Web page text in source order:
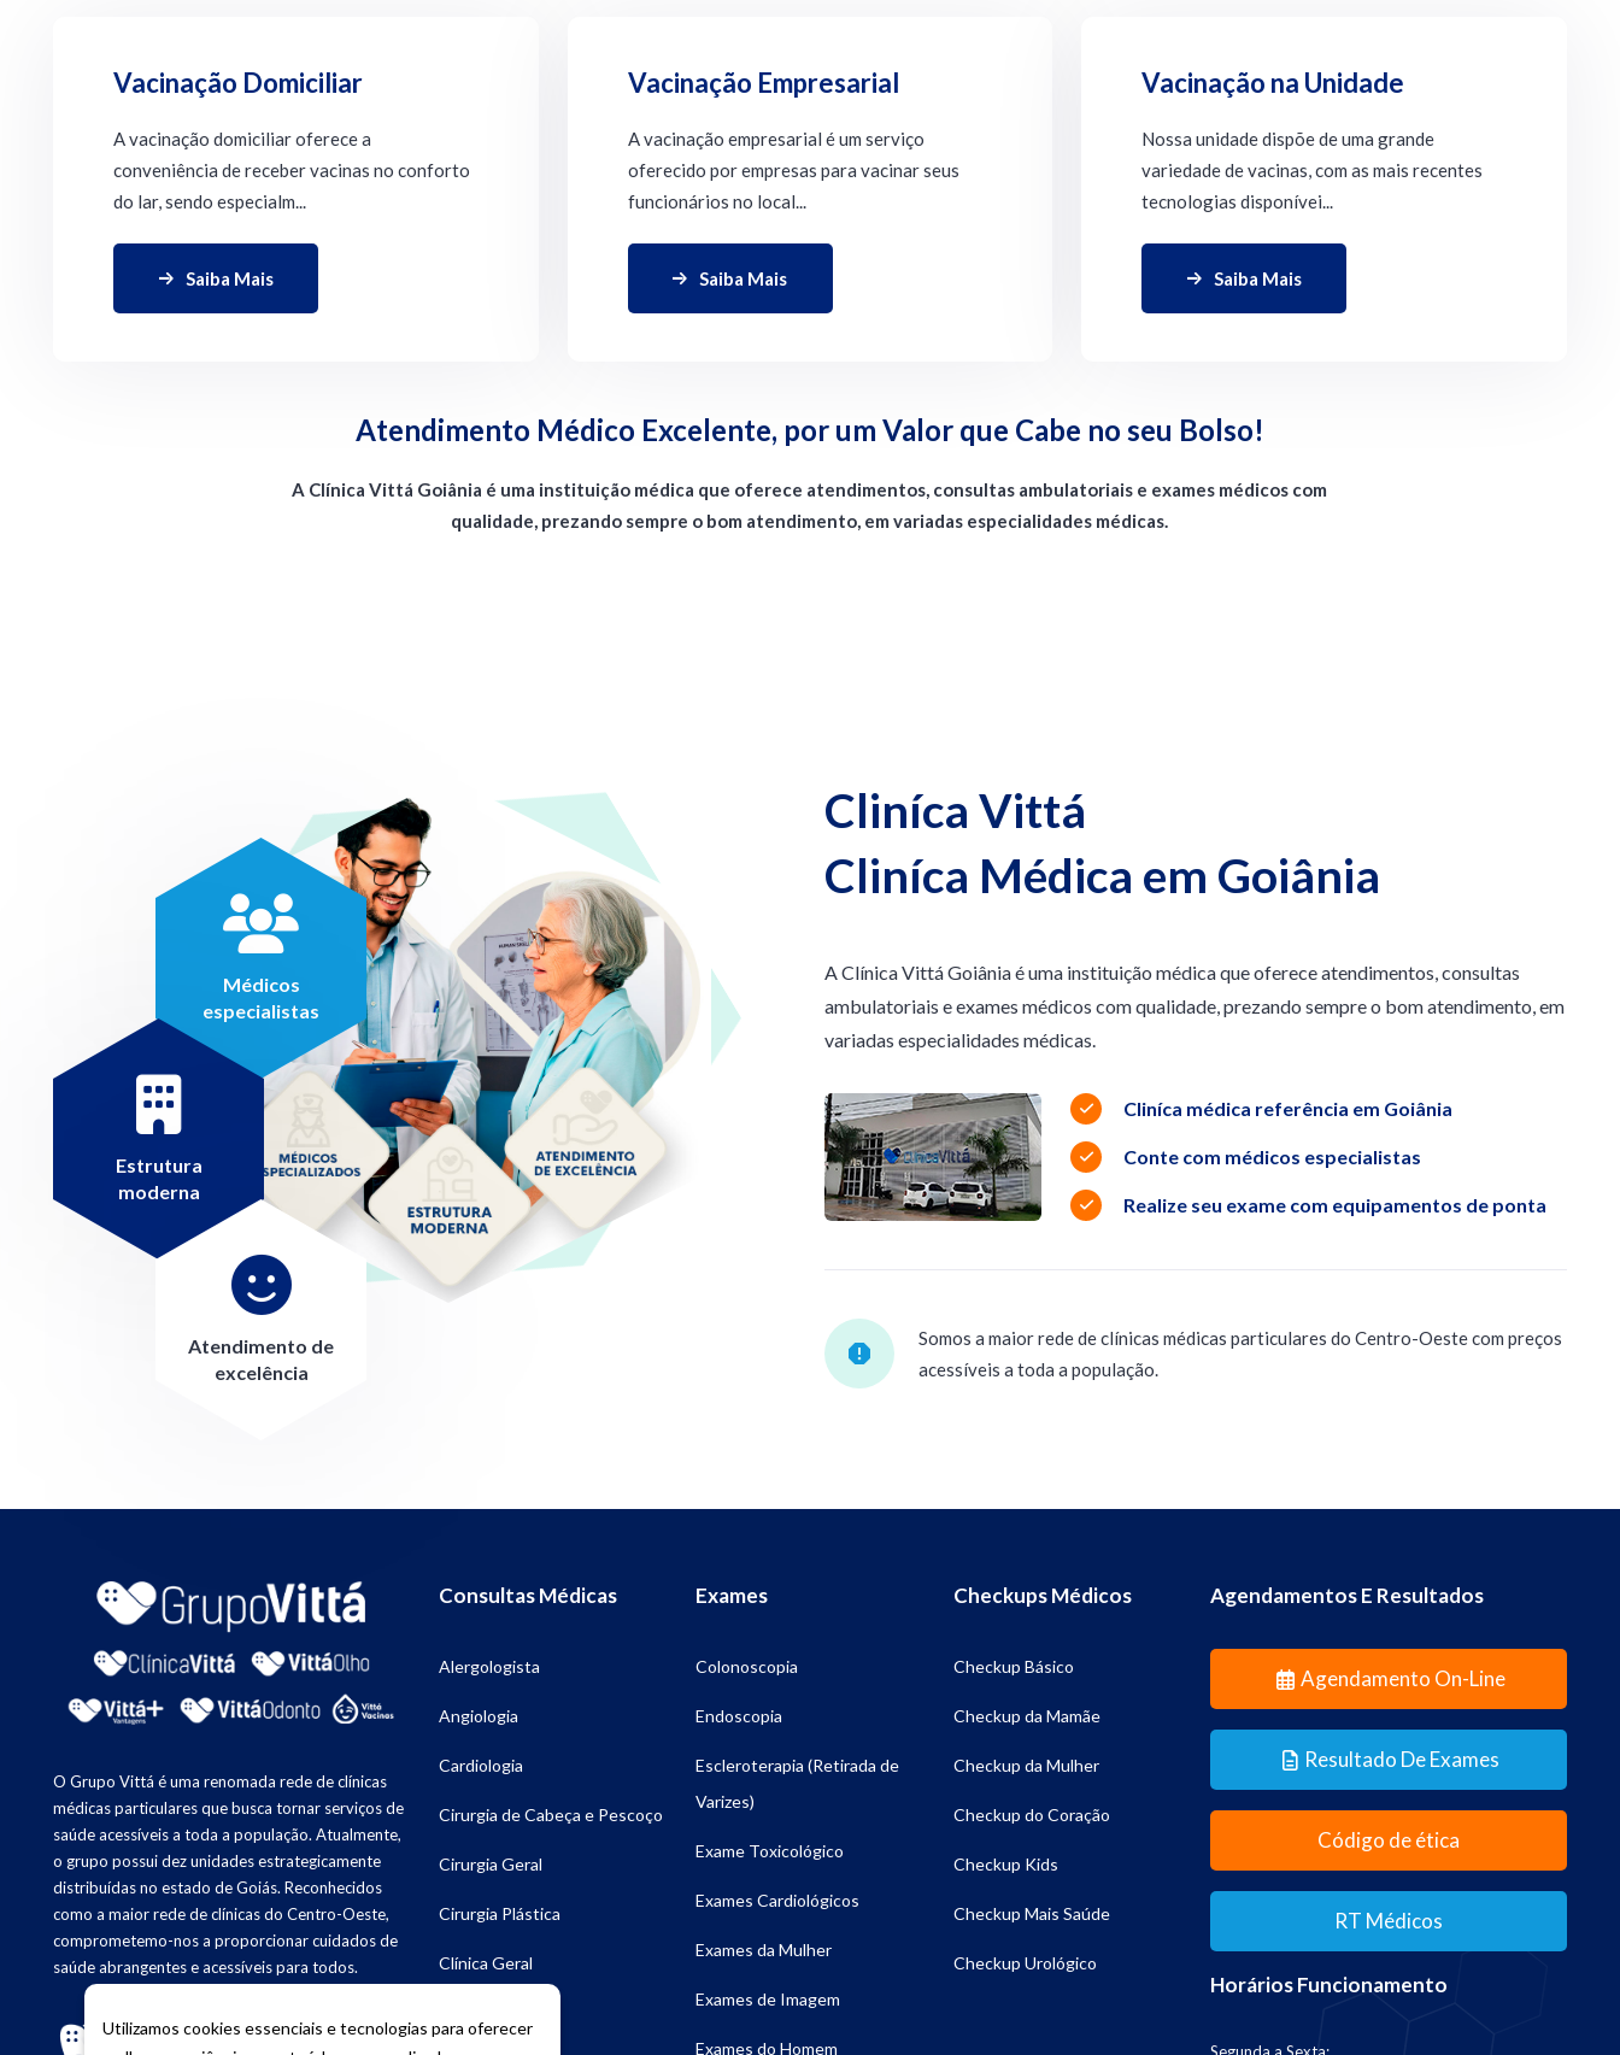
Vacinação Domiciliar
A vacinação domiciliar oferece a
conveniência de receber vacinas no conforto
do lar, sendo especialm...
Saiba Mais
Vacinação Empresarial
A vacinação empresarial é um serviço
oferecido por empresas para vacinar seus
funcionários no local...
Saiba Mais
Vacinação na Unidade
Nossa unidade dispõe de uma grande
variedade de vacinas, com as mais recentes
tecnologias disponívei...
Saiba Mais
Atendimento Médico Excelente, por um Valor que Cabe no seu Bolso!
A Clínica Vittá Goiânia é uma instituição médica que oferece atendimentos, consultas ambulatoriais e exames médicos com
qualidade, prezando sempre o bom atendimento, em variadas especialidades médicas.
Médicos
especialistas
Estrutura
moderna
Atendimento de
excelência
Cliníca Vittá
Cliníca Médica em Goiânia
A Clínica Vittá Goiânia é uma instituição médica que oferece atendimentos, consultas
ambulatoriais e exames médicos com qualidade, prezando sempre o bom atendimento, em
variadas especialidades médicas.
Cliníca médica referência em Goiânia
Conte com médicos especialistas
Realize seu exame com equipamentos de ponta
Somos a maior rede de clínicas médicas particulares do Centro-Oeste com preços
acessíveis a toda a população.
O Grupo Vittá é uma renomada rede de clínicas
médicas particulares que busca tornar serviços de
saúde acessíveis a toda a população. Atualmente,
o grupo possui dez unidades estrategicamente
distribuídas no estado de Goiás. Reconhecidos
como a maior rede de clínicas do Centro-Oeste,
comprometemo-nos a proporcionar cuidados de
saúde abrangentes e acessíveis para todos.
Consultas Médicas
Alergologista
Angiologia
Cardiologia
Cirurgia de Cabeça e Pescoço
Cirurgia Geral
Cirurgia Plástica
Clínica Geral
Exames
Colonoscopia
Endoscopia
Escleroterapia (Retirada de
Varizes)
Exame Toxicológico
Exames Cardiológicos
Exames da Mulher
Exames de Imagem
Exames do Homem
Checkups Médicos
Checkup Básico
Checkup da Mamãe
Checkup da Mulher
Checkup do Coração
Checkup Kids
Checkup Mais Saúde
Checkup Urológico
Agendamentos E Resultados
Agendamento On-Line
Resultado De Exames
Código de ética
RT Médicos
Horários Funcionamento
Utilizamos cookies essenciais e tecnologias para oferecer